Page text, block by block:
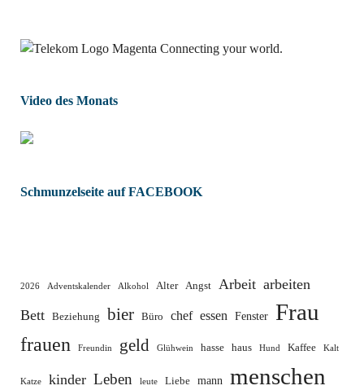
Video des Monats
Schmunzelseite auf FACEBOOK
2026 Adventskalender Alkohol Alter Angst Arbeit arbeiten
Bett
Beziehung bier Büro chef essen Fenster Frau
frauen Freundin geld Glühwein hasse haus Hund Kaffee Kalt
Katze kinder Leben leute Liebe mann menschen